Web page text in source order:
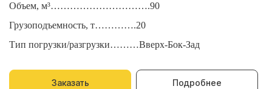
Объем, м³………………………….90
Грузоподъемность, т………….20
Тип погрузки/разгрузки………Вверх-Бок-Зад
Заказать Подробнее